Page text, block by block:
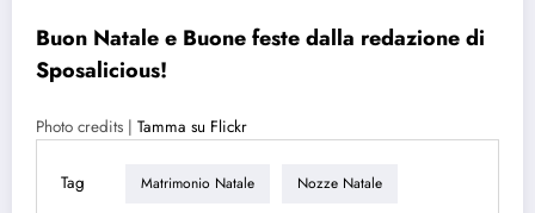
Buon Natale e Buone feste dalla redazione di
Sposalicious!
Photo credits | Tamma su Flickr
Tag Matrimonio Natale Nozze Natale